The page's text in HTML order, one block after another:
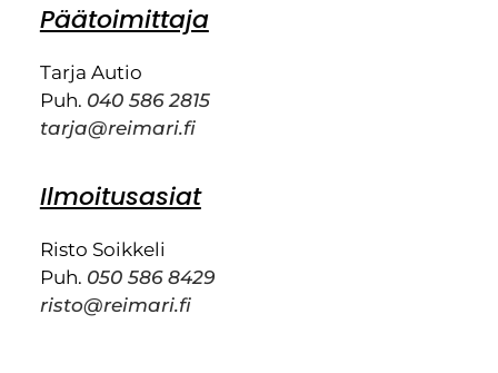
Päätoimittaja
Tarja Autio
Puh. 040 586 2815
tarja@reimari.fi
Ilmoitusasiat
Risto Soikkeli
Puh. 050 586 8429
risto@reimari.fi